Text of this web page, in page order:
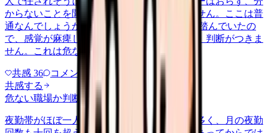
からないことを聞ける相手も日によっていません。ここは普
通なんでしょうか。 前の職場はもっと段階を踏んでいたの
で、感覚が麻痺しているのか自分が甘いのか、判断がつきま
せん。これは危ない環境なのか…
共感 36 コメント
共感する
危ない職場か判断してほしい
夜勤帯がほぼ一人体制で、受け持つ患者数も多く、月の夜勤